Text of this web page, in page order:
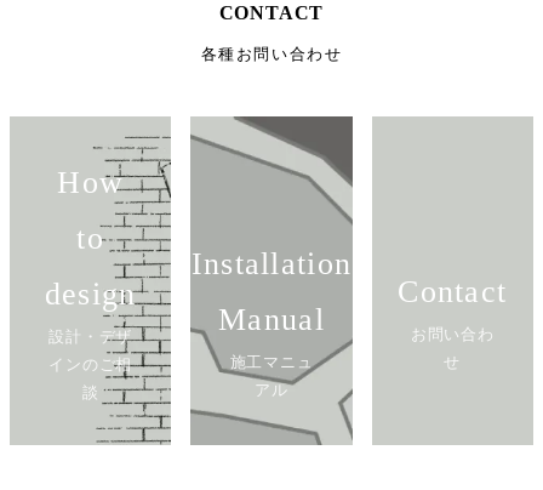
CONTACT
各種お問い合わせ
How
to
design
設計・デザ
インのご相
談
Installation
Manual
施工マニュ
アル
Contact
お問い合わ
せ